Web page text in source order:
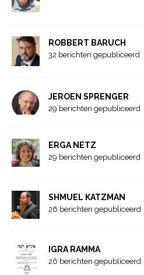
ROBBERT BARUCH
32 berichten gepubliceerd
JEROEN SPRENGER
29 berichten gepubliceerd
ERGA NETZ
29 berichten gepubliceerd
SHMUEL KATZMAN
26 berichten gepubliceerd
IGRA RAMMA
26 berichten gepubliceerd